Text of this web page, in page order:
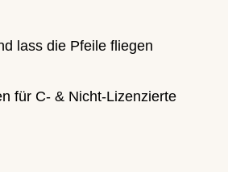
lass die Pfeile fliegen
für C- & Nicht-Lizenzierte